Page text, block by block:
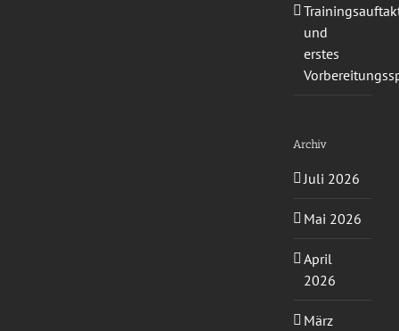
und
erstes
Archiv
Juli 2026
Mai 2026
April
2026
März